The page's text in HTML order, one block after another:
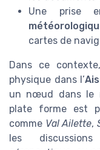
Une prise
cartes de
Dans ce
physique dans l’
un nœud dans le
plate forme est
comme Val Ailette,
les